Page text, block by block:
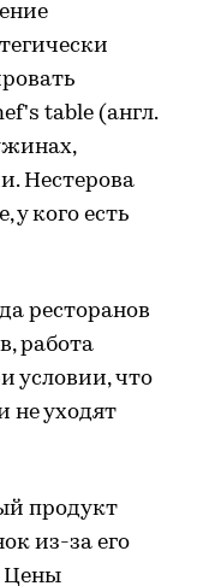
table (англ.
Нестерова
у кого есть
ресторанов
работа
условии, что
не уходят
продукт
из-за его
Цены